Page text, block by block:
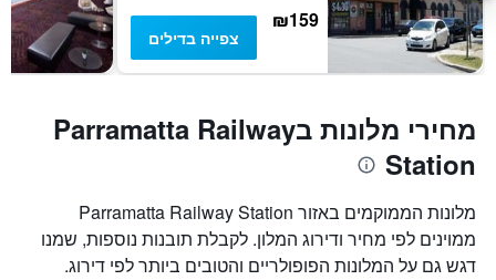
₪159
צפייה בדילים
מחירי מלונות בParramatta Railway
Station
מלונות הממוקמים באזור Parramatta Railway Station
ממוינים לפי מחיר ודירוג המלון. לקבלת תובנות נוספות, שמנו
דגש גם על המלונות הפופולריים והטובים ביותר לפי דירוג.